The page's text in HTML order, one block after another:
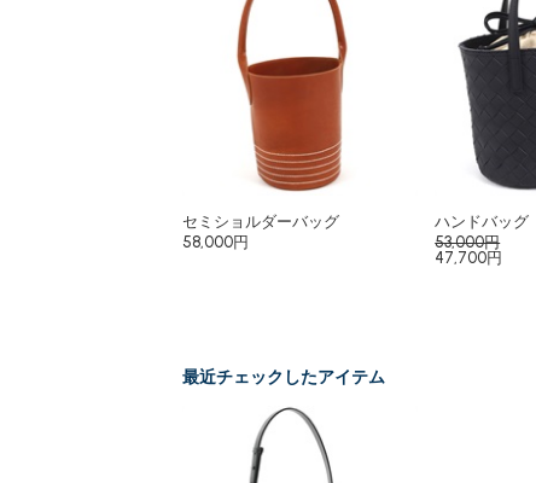
セミショルダーバッグ
58,000円
ハンドバッグ
53,000円
47,700円
最近チェックしたアイテム